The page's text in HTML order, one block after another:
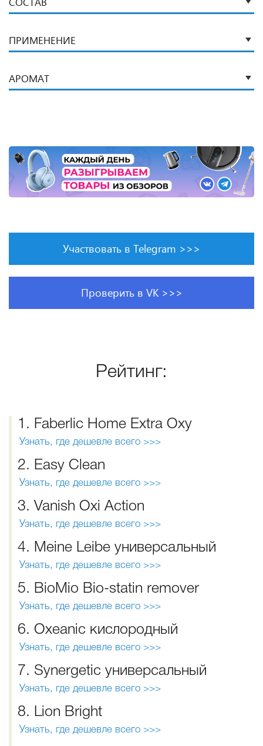
ПРИМЕНЕНИЕ
АРОМАТ
Участвовать в Telegram >>>
Проверить в VK >>>
Рейтинг:
1. Faberlic Home Extra Oxy
Узнать, где дешевле всего >>>
2. Easy Clean
Узнать, где дешевле всего >>>
3. Vanish Oxi Action
Узнать, где дешевле всего >>>
4. Meine Leibe универсальный
Узнать, где дешевле всего >>>
5. BioMio Bio-statin remover
Узнать, где дешевле всего >>>
6. Oxeanic кислородный
Узнать, где дешевле всего >>>
7. Synergetic универсальный
Узнать, где дешевле всего >>>
8. Lion Bright
Узнать, где дешевле всего >>>